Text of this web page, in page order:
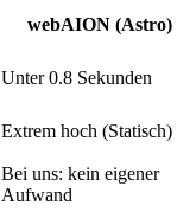
webAION (Astro)
Unter 0.8 Sekunden
Extrem hoch (Statisch)
Bei uns: kein eigener
Aufwand